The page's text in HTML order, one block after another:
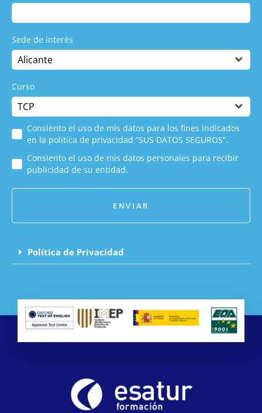
Sede de interés
Curso
Consiento el uso de mis datos para los fines indicados
en la política de privacidad “SUS DATOS SEGUROS”.
Consiento el uso de mis datos personales para recibir
publicidad de su entidad.
ENVIAR
Política de Privacidad